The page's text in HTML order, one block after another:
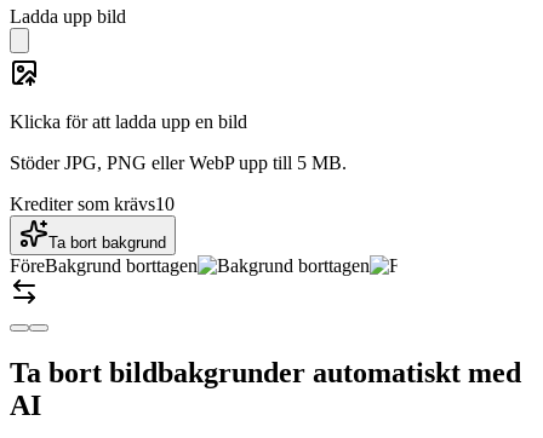
Ladda upp bild
Klicka för att ladda upp en bild
Stöder JPG, PNG eller WebP upp till 5 MB.
Krediter som krävs10
Ta bort bakgrund
FöreBakgrund borttagen
Ta bort bildbakgrunder automatiskt med
AI